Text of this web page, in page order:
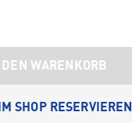
WARENKORB
SHOP RESERVIEREN